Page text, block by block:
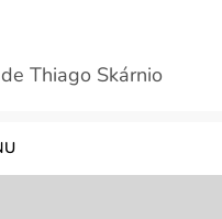
Thiago Skárnio